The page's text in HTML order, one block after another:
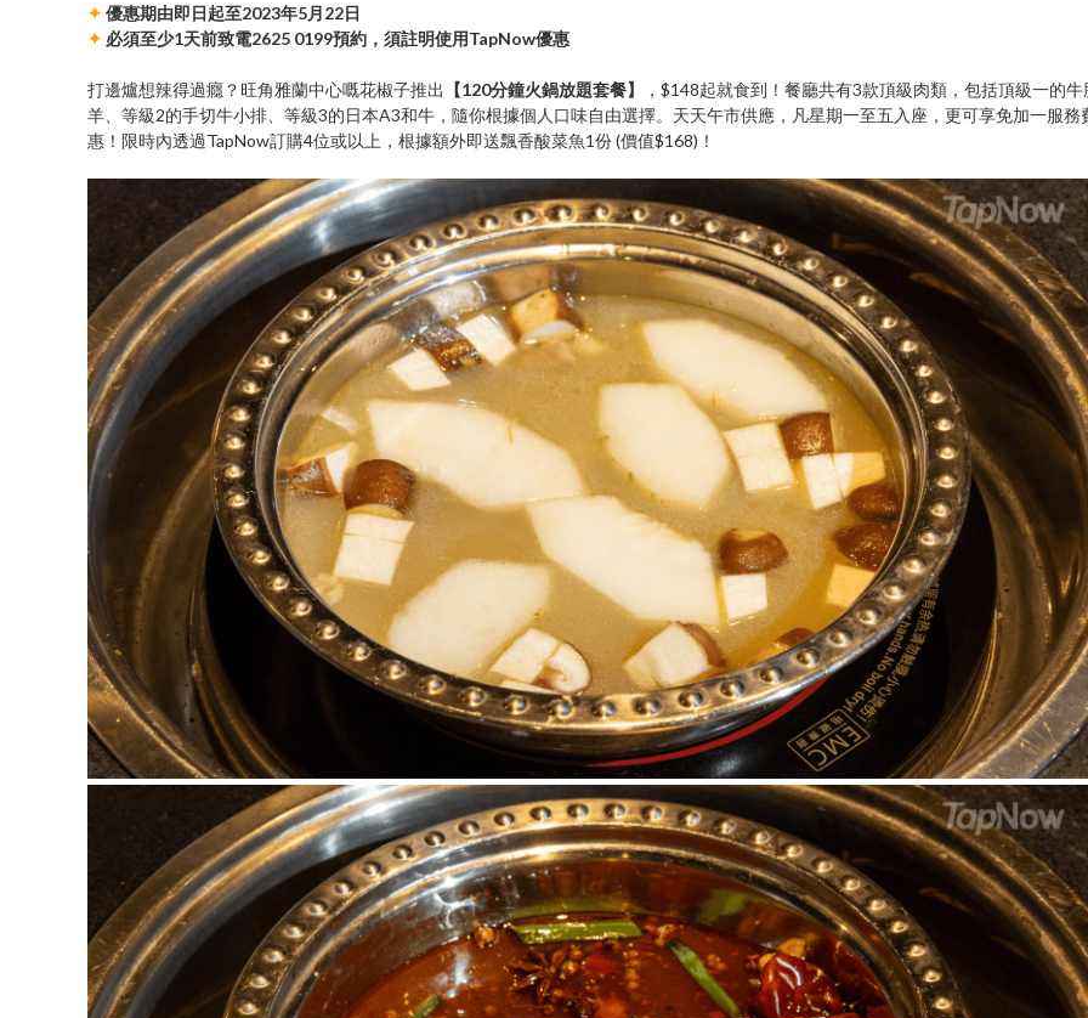
✦ 優惠期由即日起至2023年5月22日
✦ 必須至少1天前致電2625 0199預約，須註明使用TapNow優惠
打邊爐想辣得過癮？旺角雅蘭中心嘅花椒子推出 【120分鐘火鍋放題套餐】
，$148起就食到！餐廳共有3款頂級肉類，包括頂級一的牛
羊、等級2的手切牛小排、等級3的日本A3和牛，隨你根據個人口味自由選擇。天天午市供應，凡星期一至五入座，更可享免加一服務
惠！限時內透過TapNow訂購4位或以上，根據額外即送飄香酸菜魚1份 (價值$168)！